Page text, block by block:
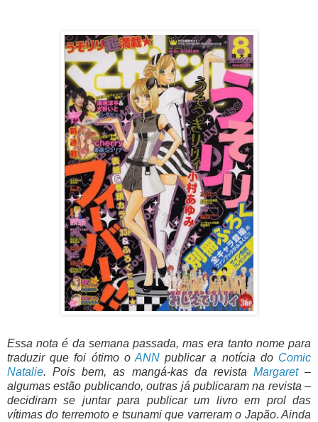
Essa nota é da semana passada, mas era tanto nome para
traduzir que foi ótimo o ANN publicar a notícia do Comic
Natalie. Pois bem, as mangá-kas da revista Margaret–
algumas estão publicando, outras já publicaram na revista –
decidiram se juntar para publicar um livro em prol das
vítimas do terremoto e tsunami que varreram o Japão. Ainda